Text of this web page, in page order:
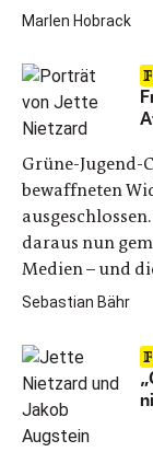
Marlen Hobrack
Grüne-Jugend-
bewaffneten
daraus nun
Medien – und
Sebastian Bähr